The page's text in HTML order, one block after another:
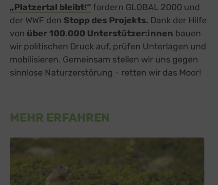
„Platzertal bleibt!“ fordern GLOBAL 2000 und
der WWF den Stopp des Projekts. Dank der Hilfe
von über 100.000 Unterstützer:innen bauen
wir politischen Druck auf, prüfen Unterlagen und
mobilisieren. Gemeinsam stellen wir uns gegen
sinnlose Naturzerstörung - retten wir das Moor!
MEHR ERFAHREN